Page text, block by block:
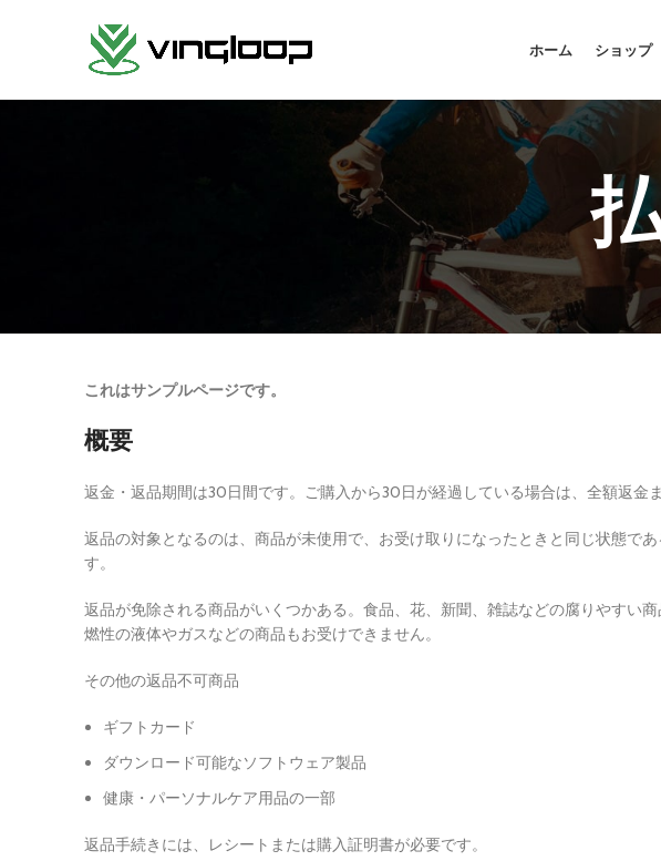
ホーム ショップ
これはサンプルページです。
概要
返金・返品期間は30日間です。ご購入から30日が経過している場合は、全額返金
返品の対象となるのは、商品が未使用で、お受け取りになったときと同じ状態で
す。
返品が免除される商品がいくつかある。食品、花、新聞、雑誌などの腐りやすい
燃性の液体やガスなどの商品もお受けできません。
その他の返品不可商品
ギフトカード
ダウンロード可能なソフトウェア製品
健康・パーソナルケア用品の一部
返品手続きには、レシートまたは購入証明書が必要です。